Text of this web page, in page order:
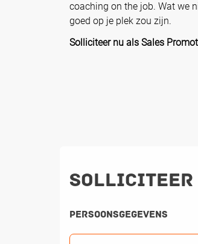
coaching on the job. Wat we
goed op je plek zou zijn.
Solliciteer nu als Sales
Solliciteer
Persoonsgegevens